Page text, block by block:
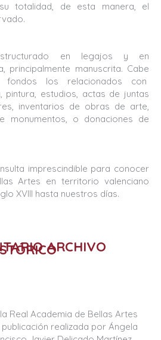
totalidad, de esta manera, el
en legajos y en
principalmente manuscrita. Cabe
los relacionados con
pintura, estudios, actas de juntas
inventarios de obras de arte,
monumentos, o donaciones de
imprescindible para conocer
Artes en territorio valenciano
XVIII hasta nuestros días.
ARCHIVO
Real Academia de Bellas Artes
realizada por Ángela